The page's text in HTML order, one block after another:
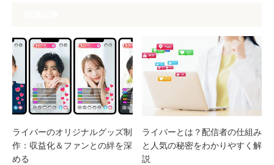
ライバーのオリジナルグッズ制
作：収益化＆ファンとの絆を深
める
ライバーとは？配信者の仕組み
と人気の秘密をわかりやすく解
説